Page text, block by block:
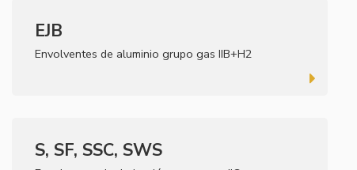
EJB
Envolventes de aluminio grupo gas IIB+H2
S, SF, SSC, SWS